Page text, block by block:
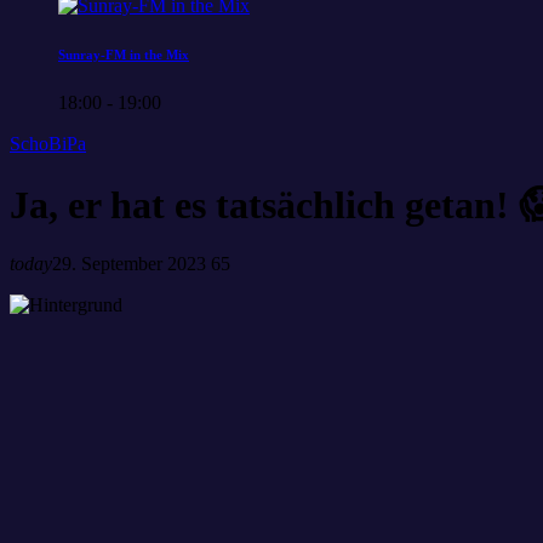
Sunray-FM in the Mix
18:00 - 19:00
SchoBiPa
Ja, er hat es tatsächlich getan!
today29. September 2023 65